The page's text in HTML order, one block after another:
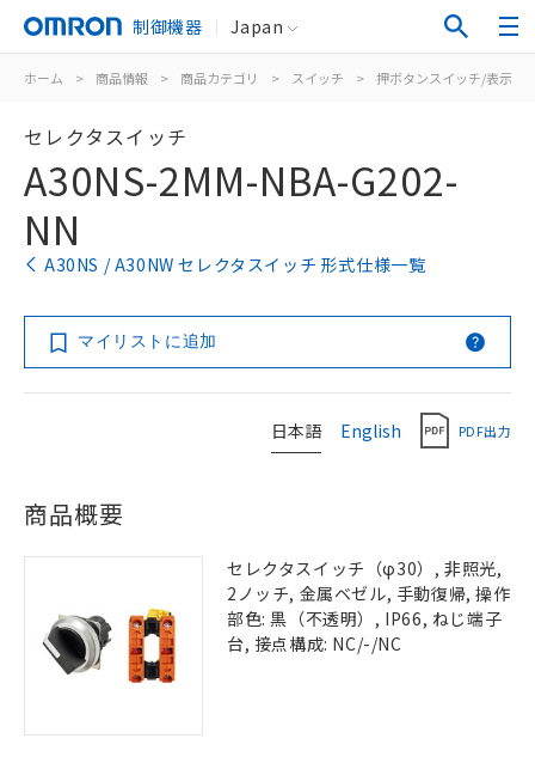
制御機器 Japan
ホーム > 商品情報 > 商品カテゴリ > スイッチ > 押ボタンスイッチ/表示灯
セレクタスイッチ
A30NS-2MM-NBA-G202-
NN
A30NS / A30NW セレクタスイッチ 形式仕様一覧
マイリストに追加
日本語 English PDF出力
商品概要
セレクタスイッチ（φ30）, 非照光,
2ノッチ, 金属ベゼル, 手動復帰, 操作
部色: 黒（不透明）, IP66, ねじ端子
台, 接点構成: NC/-/NC